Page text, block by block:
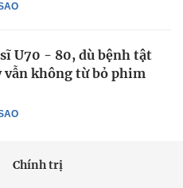
U70 - 80, dù bệnh tật
vẫn không từ bỏ phim
Chính trị